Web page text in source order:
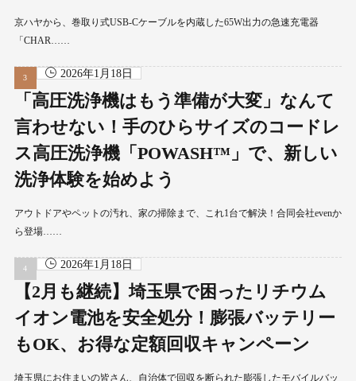
京ハヤから、巻取り式USB-Cケーブルを内蔵した65W出力の急速充電器
「CHAR……
2026年1月18日
「高圧洗浄機はもう準備が大変」なんて
言わせない！手のひらサイズのコードレ
ス高圧洗浄機「POWASH™」で、新しい
洗浄体験を始めよう
アウトドアやペットの汚れ、家の掃除まで、これ1台で解決！合同会社evenか
ら登場……
2026年1月18日
【2月も継続】埼玉県で困ったリチウム
イオン電池を安全処分！膨張バッテリー
もOK、お得な定額回収キャンペーン
埼玉県にお住まいの皆さん、自治体で回収を断られた膨張したモバイルバッ